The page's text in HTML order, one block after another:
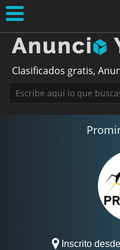
Clasificados gratis,
Inscrito